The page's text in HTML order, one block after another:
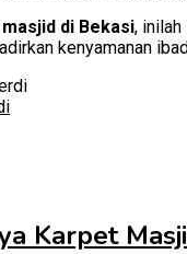
di Bekasi,
kenyamanan
Karpet